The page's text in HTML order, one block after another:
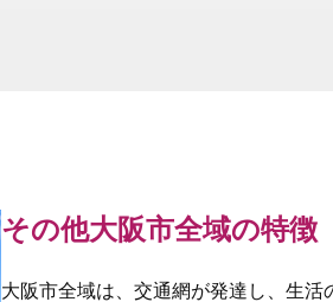
その他大阪市全域の特徴
大阪市全域は、交通網が発達し、生